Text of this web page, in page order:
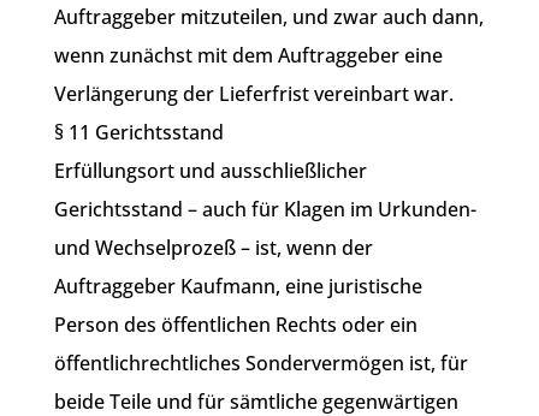
Auftraggeber mitzuteilen, und zwar auch dann,
wenn zunächst mit dem Auftraggeber eine
Verlängerung der Lieferfrist vereinbart war.
§ 11 Gerichtsstand
Erfüllungsort und ausschließlicher
Gerichtsstand – auch für Klagen im Urkunden-
und Wechselprozeß – ist, wenn der
Auftraggeber Kaufmann, eine juristische
Person des öffentlichen Rechts oder ein
öffentlichrechtliches Sondervermögen ist, für
beide Teile und für sämtliche gegenwärtigen